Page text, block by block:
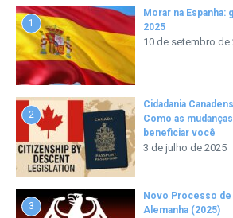
1
Morar na Espanha:
2025
10 de setembro de
2
Cidadania
Como as
beneficiar você
3 de julho de 2025
3
Novo Processo de
Alemanha (2025)